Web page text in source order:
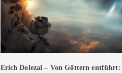
Erich Dolezal – Von Göttern entführt: